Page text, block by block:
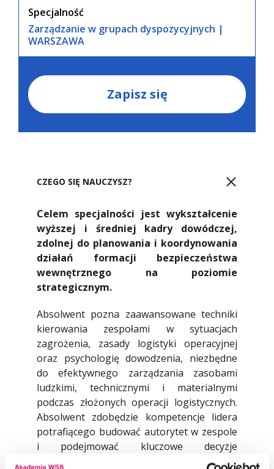
Specjalność
Zarządzanie w grupach dyspozycyjnych |
WARSZAWA
Zapisz się
CZEGO SIĘ NAUCZYSZ?
Celem specjalności jest wykształcenie
wyższej i średniej kadry dowódczej,
zdolnej do planowania i koordynowania
działań formacji bezpieczeństwa
wewnętrznego na poziomie
strategicznym.
Absolwent pozna zaawansowane techniki
kierowania zespołami w sytuacjach
zagrożenia, zasady logistyki operacyjnej
oraz psychologię dowodzenia, niezbędne
do efektywnego zarządzania zasobami
ludzkimi, technicznymi i materialnymi
podczas złożonych operacji logistycznych.
Absolwent zdobędzie kompetencje lidera
potrafiącego budować autorytet w zespole
i podejmować kluczowe decyzje
w warunkach niepewności oraz sytuacjach